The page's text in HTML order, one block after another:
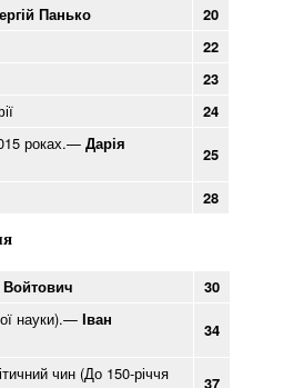
Панько 20
22
23
24
ро­ках.— Дарія
25
28
Войтович 30
науки).— Іван
34
чин (До 150-річчя 37